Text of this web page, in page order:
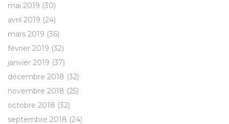
mai 2019 (30)
avril 2019 (24)
mars 2019 (36)
février 2019 (32)
janvier 2019 (37)
décembre 2018 (32)
novembre 2018 (25)
octobre 2018 (32)
septembre 2018 (24)